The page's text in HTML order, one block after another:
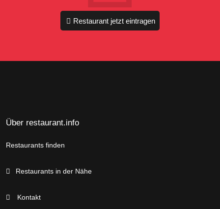
Restaurant jetzt eintragen
Über restaurant.info
Restaurants finden
Restaurants in der Nähe
Kontakt